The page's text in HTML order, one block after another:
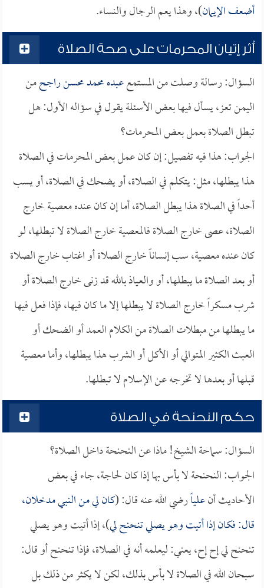
أضعف الإيمان)، وهذا يعم الرجال والنساء.
أثر إتيان المحرمات على صحة الصلاة
السؤال: رسالة وصلت من المستمععبده محمد محسن راجحمن
اليمن تعز، يسأل فيها بعض الأسئلة يقول في سؤاله الأول: هل
تبطل الصلاة بعمل بعض المحرمات؟
الجواب: هذا فيه تفصيل: إن كان عمل بعض المحرمات في الصلاة
هذا يبطلها، مثل: يتكلم في الصلاة، أو يضحك في الصلاة، أو يسب
أحداً في الصلاة هذا يبطل الصلاة، أما إن كان عنده معصية خارج
الصلاة، عصى خارج الصلاة فالمعصية خارج الصلاة لا تبطلها، لو
كان عنده معصية، سب إنساناً خارج الصلاة أو اغتاب خارج الصلاة
أو بعد الصلاة ما يبطلها، أو والعياذ بالله قد زنى خارج الصلاة أو
شرب مسكراً خارج الصلاة لا يبطلها إلا ما كان فيها، فإذا فعل فيها
ما يبطلها من مبطلات الصلاة من الكلام العمد أو الضحك أو
العبث الكثير المتوالي أو الأكل أو الشرب هذا يبطلها، وأما معصية
قبلها أو بعدها لا تخرجه عن الإسلام لا تبطلها.
حكم النحنحة في الصلاة
السؤال: سماحة الشيخ! ماذا عن النحنحة داخل الصلاة؟
الجواب: النحنحة لا بأس بها إذا كان لحاجة، جاء في بعض
الأحاديث أنعلياًرضي الله عنه قال: (كان لي من النبي مدخلان،
قال: فكان إذا أتيت وهو يصلي تنحنح لي)، إذا أتيت وهو يصلي
تنحنح لي إح إح، يعني: ليعلمه أنه في الصلاة، فإذا تنحنح أو قال:
سبحان الله في الصلاة لا بأس بذلك، لكن لا يكثر من ذلك بل